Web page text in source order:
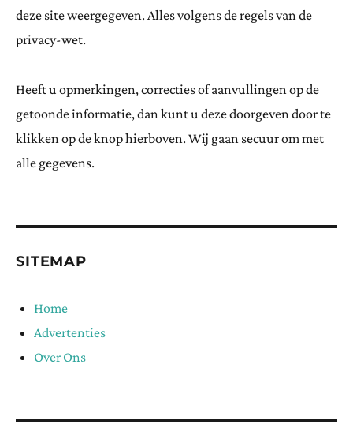
deze site weergegeven. Alles volgens de regels van de
privacy-wet.
Heeft u opmerkingen, correcties of aanvullingen op de
getoonde informatie, dan kunt u deze doorgeven door te
klikken op de knop hierboven. Wij gaan secuur om met
alle gegevens.
SITEMAP
Home
Advertenties
Over Ons